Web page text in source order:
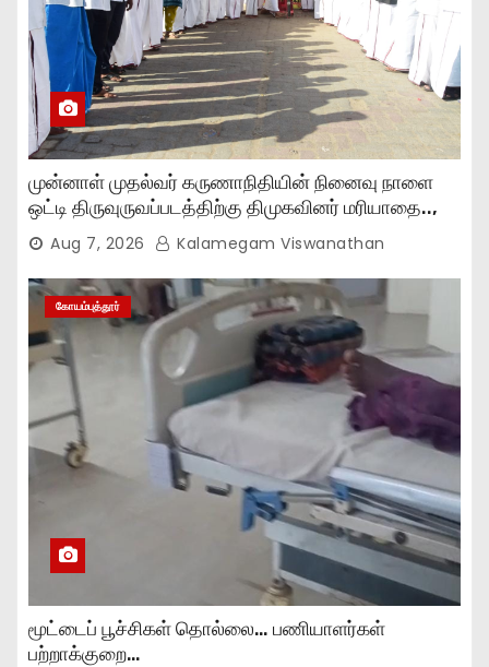
முன்னாள் முதல்வர் கருணாநிதியின் நினைவு நாளை
ஒட்டி திருவுருவப்படத்திற்கு திமுகவினர் மரியாதை..,
Aug 7, 2026 Kalamegam Viswanathan
கோயம்புத்தூர்
மூட்டைப் பூச்சிகள் தொல்லை… பணியாளர்கள்
பற்றாக்குறை…